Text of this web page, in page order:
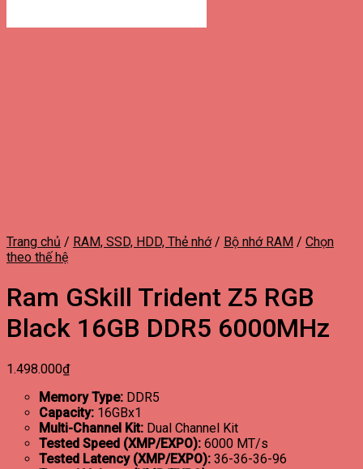
Trang chủ / RAM, SSD, HDD, Thẻ nhớ / Bộ nhớ RAM / Chọn
theo thế hệ
Ram GSkill Trident Z5 RGB
Black 16GB DDR5 6000MHz
1.498.000₫
Memory Type: DDR5
Capacity: 16GBx1
Multi-Channel Kit: Dual Channel Kit
Tested Speed (XMP/EXPO): 6000 MT/s
Tested Latency (XMP/EXPO): 36-36-36-96